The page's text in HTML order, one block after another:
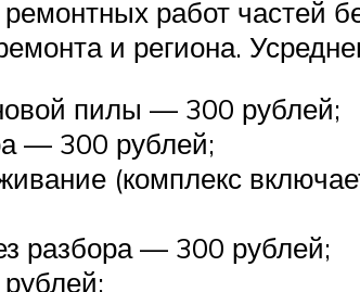
ремонтных работ
и региона.
пилы — 300 рублей;
— 300 рублей;
(комплекс
разбора — 300 рублей;